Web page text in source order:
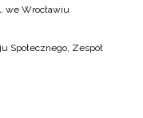
we Wrocławiu
Społecznego, Zespół